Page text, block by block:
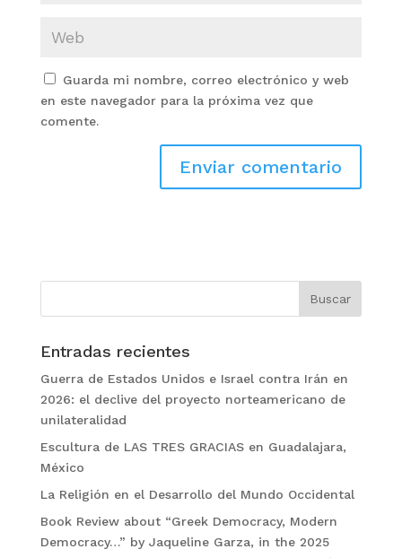
Guarda mi nombre, correo electrónico y web
en este navegador para la próxima vez que
comente.
Entradas recientes
Guerra de Estados Unidos e Israel contra Irán en
2026: el declive del proyecto norteamericano de
unilateralidad
Escultura de LAS TRES GRACIAS en Guadalajara,
México
La Religión en el Desarrollo del Mundo Occidental
Book Review about “Greek Democracy, Modern
Democracy…” by Jaqueline Garza, in the 2025